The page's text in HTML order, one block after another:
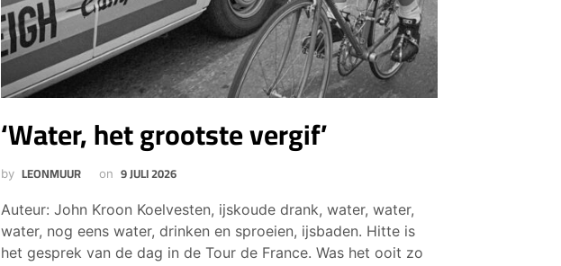
‘Water, het grootste vergif’
by LEONMUUR on 9 JULI 2026
Auteur: John Kroon Koelvesten, ijskoude drank, water, water,
water, nog eens water, drinken en sproeien, ijsbaden. Hitte is
het gesprek van de dag in de Tour de France. Was het ooit zo